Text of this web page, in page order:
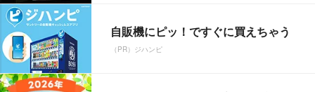
自販機にピッ！ですぐに買えちゃう
（PR）ジハンピ